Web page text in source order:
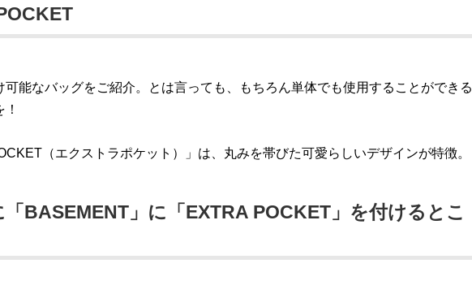
可能なバッグをご紹介。とは言っても、もちろん単体でも使用することができる
（エクストラポケット）」は、丸みを帯びた可愛らしいデザインが特徴。
BASEMENT」に「EXTRA POCKET」を付けるとこ